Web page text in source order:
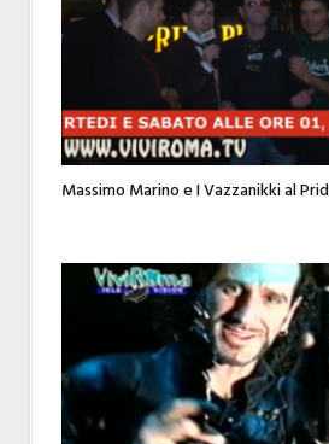
Massimo Marino e I Vazzanikki al